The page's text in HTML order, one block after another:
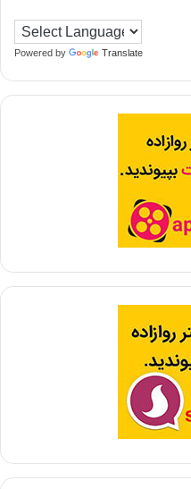
Powered by Translate